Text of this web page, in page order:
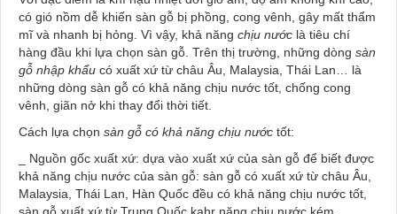
có gió nồm dễ khiến sàn gỗ bị phồng, cong vênh, gây mất thẩm
mĩ và nhanh bị hỏng. Vì vậy, khả năng chịu nước là tiêu chí
hàng đầu khi lựa chọn sàn gỗ. Trên thị trường, những dòng sàn
gỗ nhập khẩu có xuất xứ từ châu Âu, Malaysia, Thái Lan… là
những dòng sàn gỗ có khả năng chịu nước tốt, chống cong
vênh, giãn nở khi thay đổi thời tiết.
Cách lựa chọn sàn gỗ có khả năng chịu nước tốt:
_ Nguồn gốc xuất xứ: dựa vào xuất xứ của sàn gỗ để biết được
khả năng chịu nước của sàn gỗ: sàn gỗ có xuất xứ từ châu Âu,
Malaysia, Thái Lan, Hàn Quốc đều có khả năng chịu nước tốt,